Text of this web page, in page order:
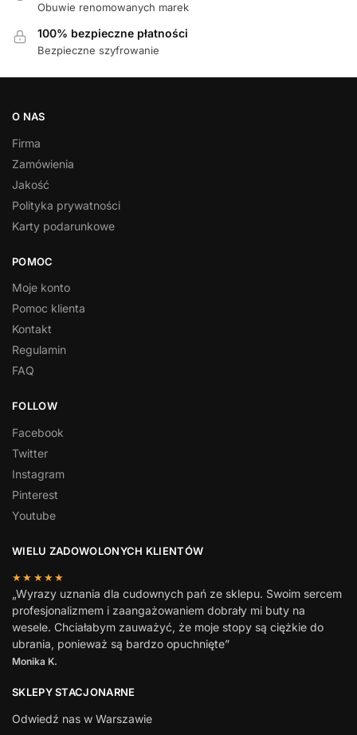
Obuwie renomowanych marek
100% bezpieczne płatności
Bezpieczne szyfrowanie
O NAS
Firma
Zamówienia
Jakość
Polityka prywatności
Karty podarunkowe
POMOC
Moje konto
Pomoc klienta
Kontakt
Regulamin
FAQ
FOLLOW
Facebook
Twitter
Instagram
Pinterest
Youtube
WIELU ZADOWOLONYCH KLIENTÓW
★★★★★
„Wyrazy uznania dla cudownych pań ze sklepu. Swoim sercem
profesjonalizmem i zaangażowaniem dobrały mi buty na
wesele. Chciałabym zauważyć, że moje stopy są ciężkie do
ubrania, ponieważ są bardzo opuchnięte”
Monika K.
SKLEPY STACJONARNE
Odwiedź nas w Warszawie